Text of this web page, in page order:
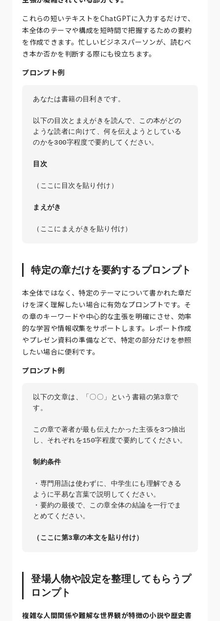
これらの短いテキストをChatGPTに入力するだけで、
本全体のテーマや構成を短時間で把握するための要約
を作成できます。忙しいビジネスパーソンが、読むべ
き本か否かを判断する際にも役立ちます。
プロンプト例
あなたは書籍の目利きです。
以下の目次とまえがきを読んで、この本がどの
ような読者に向けて、何を伝えようとしている
のかを300字程度で要約してください。
目次
（ここに目次を貼り付け）
まえがき
（ここにまえがきを貼り付け）
特定の章だけを要約するプロンプト
本全体ではなく、特定のテーマについて書かれた章だ
けを深く理解したい場合に有効なプロンプトです。そ
の章のキーワードや中心的な主張を明確にさせ、効率
的な学習や情報収集をサポートします。レポート作成
やプレゼン資料の準備などで、特定の部分だけを参照
したい場合に便利です。
プロンプト例
以下の文章は、「〇〇」という書籍の第3章で
す。
この章で著者が最も伝えたかった主張を3つ抽出
し、それぞれを150字程度で要約してください。
制約条件
・専門用語は使わずに、中学生にも理解できる
ように平易な言葉で説明してください。
・要約の最後で、この章全体の結論を一行でま
とめてください。
（ここに第3章の本文を貼り付け）
登場人物や設定を整理してもらうプ
ロンプト
複雑な人間関係や難解な世界観が特徴の小説や歴史書